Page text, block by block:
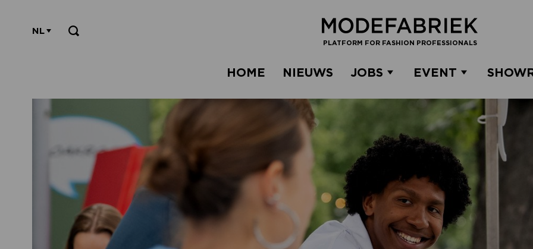
PLATFORM FOR FASHION PROFESSIONALS
NL
HOME NIEUWS JOBS EVENT